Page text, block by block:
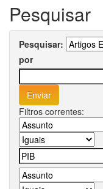
Pesquisar
Pesquisar:
por
Filtros correntes: